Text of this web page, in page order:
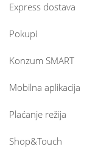
Express dostava
Pokupi
Konzum SMART
Mobilna aplikacija
Plaćanje režija
Shop&Touch